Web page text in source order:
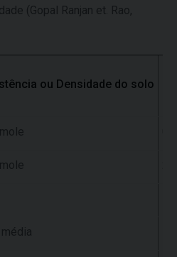
(Gopal Ranjan et. Rao,
ou Densidade do solo